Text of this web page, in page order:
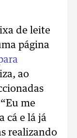
de leite
página
ao
me
cá e lá já
realizando